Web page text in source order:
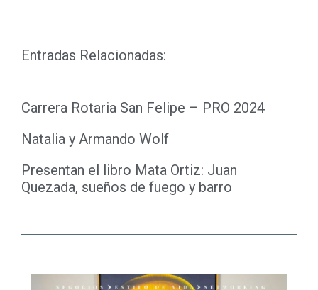
Entradas Relacionadas:
Carrera Rotaria San Felipe – PRO 2024
Natalia y Armando Wolf
Presentan el libro Mata Ortiz: Juan
Quezada, sueños de fuego y barro